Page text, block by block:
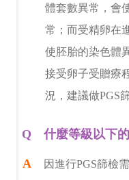
體套數異常，會
常；而受精卵在
使胚胎的染色體
接受卵子受贈療
況，建議做PGS
什麼等級以下
因進行PGS篩檢